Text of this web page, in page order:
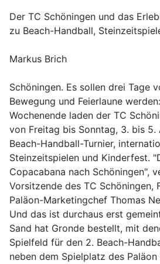
Der TC Schöningen und das
zu Beach-Handball,
Markus Brich
Schöningen. Es sollen drei Tage
Bewegung und Feierlaune
Wochenende laden der TC
von Freitag bis Sonntag, 3. bis 5.
Beach-Handball-Turnier,
Steinzeitspielen und Kinderfest.
Copacabana nach Schöningen",
Vorsitzende des TC Schöningen,
Paläon-Marketingchef Thomas
Und das ist durchaus erst
Sand hat Gronde bestellt, mit
Spielfeld für den 2. Beach-
neben dem Spielplatz des